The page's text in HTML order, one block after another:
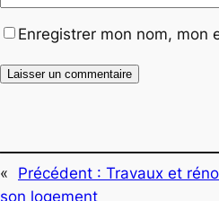
Enregistrer mon nom, mon
« Précédent : Travaux et
son logement